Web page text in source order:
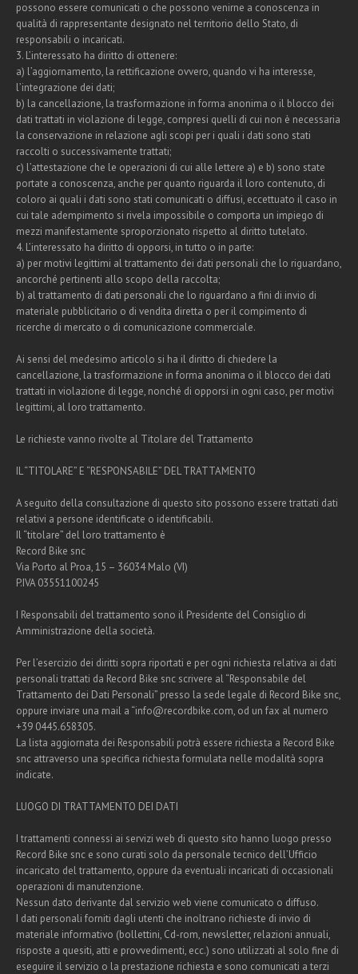
possono essere comunicati o che possono venirne a conoscenza in
qualità di rappresentante designato nel territorio dello Stato, di
responsabili o incaricati.
3. L’interessato ha diritto di ottenere:
a) l’aggiornamento, la rettificazione ovvero, quando vi ha interesse,
l’integrazione dei dati;
b) la cancellazione, la trasformazione in forma anonima o il blocco dei
dati trattati in violazione di legge, compresi quelli di cui non è necessaria
la conservazione in relazione agli scopi per i quali i dati sono stati
raccolti o successivamente trattati;
c) l’attestazione che le operazioni di cui alle lettere a) e b) sono state
portate a conoscenza, anche per quanto riguarda il loro contenuto, di
coloro ai quali i dati sono stati comunicati o diffusi, eccettuato il caso in
cui tale adempimento si rivela impossibile o comporta un impiego di
mezzi manifestamente sproporzionato rispetto al diritto tutelato.
4. L’interessato ha diritto di opporsi, in tutto o in parte:
a) per motivi legittimi al trattamento dei dati personali che lo riguardano,
ancorché pertinenti allo scopo della raccolta;
b) al trattamento di dati personali che lo riguardano a fini di invio di
materiale pubblicitario o di vendita diretta o per il compimento di
ricerche di mercato o di comunicazione commerciale.
Ai sensi del medesimo articolo si ha il diritto di chiedere la
cancellazione, la trasformazione in forma anonima o il blocco dei dati
trattati in violazione di legge, nonché di opporsi in ogni caso, per motivi
legittimi, al loro trattamento.
Le richieste vanno rivolte al Titolare del Trattamento
IL “TITOLARE” E “RESPONSABILE” DEL TRATTAMENTO
A seguito della consultazione di questo sito possono essere trattati dati
relativi a persone identificate o identificabili.
Il “titolare” del loro trattamento è
Record Bike snc
Via Porto al Proa, 15 – 36034 Malo (VI)
P.IVA 03551100245
I Responsabili del trattamento sono il Presidente del Consiglio di
Amministrazione della società.
Per l’esercizio dei diritti sopra riportati e per ogni richiesta relativa ai dati
personali trattati da Record Bike snc scrivere al “Responsabile del
Trattamento dei Dati Personali” presso la sede legale di Record Bike snc,
oppure inviare una mail a “info@recordbike.com, od un fax al numero
+39 0445.658305.
La lista aggiornata dei Responsabili potrà essere richiesta a Record Bike
snc attraverso una specifica richiesta formulata nelle modalità sopra
indicate.
LUOGO DI TRATTAMENTO DEI DATI
I trattamenti connessi ai servizi web di questo sito hanno luogo presso
Record Bike snc e sono curati solo da personale tecnico dell’Ufficio
incaricato del trattamento, oppure da eventuali incaricati di occasionali
operazioni di manutenzione.
Nessun dato derivante dal servizio web viene comunicato o diffuso.
I dati personali forniti dagli utenti che inoltrano richieste di invio di
materiale informativo (bollettini, Cd-rom, newsletter, relazioni annuali,
risposte a quesiti, atti e provvedimenti, ecc.) sono utilizzati al solo fine di
eseguire il servizio o la prestazione richiesta e sono comunicati a terzi